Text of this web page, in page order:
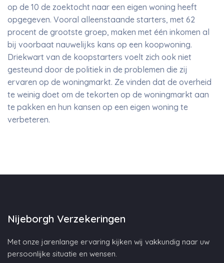
op de 10 de zoektocht naar een eigen woning heeft
opgegeven. Vooral alleenstaande starters, met 62
procent de grootste groep, maken met één inkomen al
bij voorbaat nauwelijks kans op een koopwoning.
Driekwart van de koopstarters voelt zich ook niet
gesteund door de politiek in de problemen die zij
ervaren op de woningmarkt. Ze vinden dat de overheid
te weinig doet om de tekorten op de woningmarkt aan
te pakken en hun kansen op een eigen woning te
verbeteren.
Nijeborgh Verzekeringen
Met onze jarenlange ervaring kijken wij vakkundig naar uw
persoonlijke situatie en wensen.